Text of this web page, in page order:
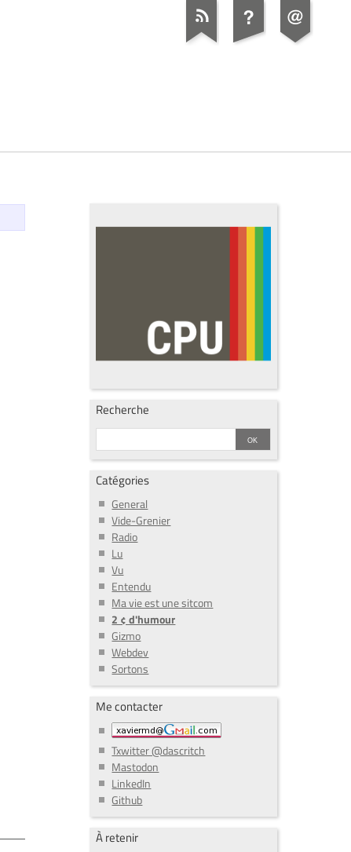
Recherche
Catégories
General
Vide-Grenier
Radio
Lu
Vu
Entendu
Ma vie est une sitcom
2 ¢ d'humour
Gizmo
Webdev
Sortons
Me contacter
Txwitter @dascritch
Mastodon
LinkedIn
Github
À retenir